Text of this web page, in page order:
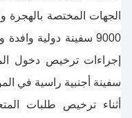
الجهات المختصة بالهجرة
أثناء ترخيص طلبات